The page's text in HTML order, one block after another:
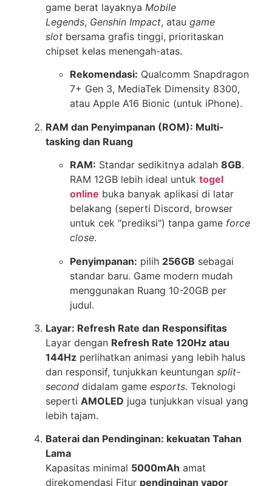
game berat layaknya Mobile
Legends, Genshin Impact, atau game
slot bersama grafis tinggi, prioritaskan
chipset kelas menengah-atas.
Rekomendasi: Qualcomm Snapdragon
7+ Gen 3, MediaTek Dimensity 8300,
atau Apple A16 Bionic (untuk iPhone).
RAM dan Penyimpanan (ROM): Multi-
tasking dan Ruang
RAM: Standar sedikitnya adalah 8GB.
RAM 12GB lebih ideal untuk togel
online buka banyak aplikasi di latar
belakang (seperti Discord, browser
untuk cek "prediksi") tanpa game force
close.
Penyimpanan: pilih 256GB sebagai
standar baru. Game modern mudah
menggunakan Ruang 10-20GB per
judul.
Layar: Refresh Rate dan Responsifitas
Layar dengan Refresh Rate 120Hz atau
144Hz perlihatkan animasi yang lebih halus
dan responsif, tunjukkan keuntungan split-
second didalam game esports. Teknologi
seperti AMOLED juga tunjukkan visual yang
lebih tajam.
Baterai dan Pendinginan: kekuatan Tahan
Lama
Kapasitas minimal 5000mAh amat
direkomendasi Fitur pendinginan vapor